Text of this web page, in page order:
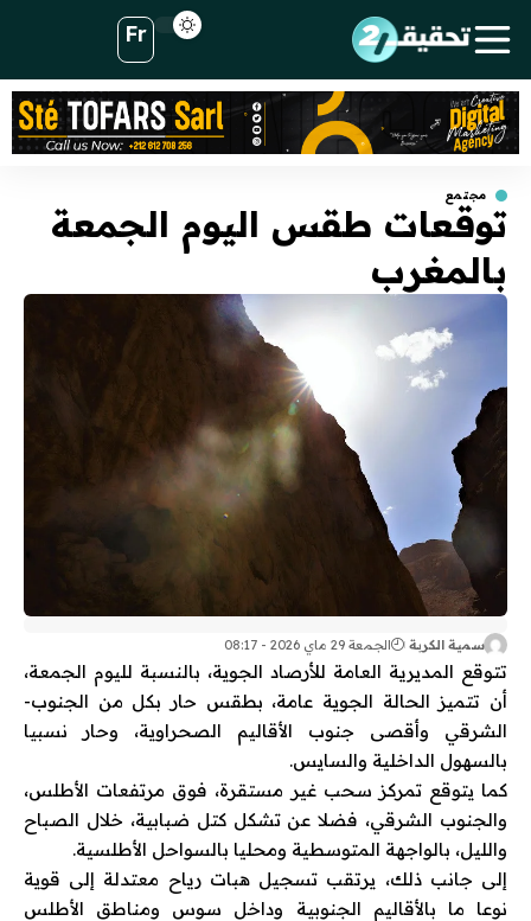
Fr
مجتمع
توقعات طقس اليوم الجمعة
بالمغرب
سمية الكربة الجمعة 29 ماي 2026 - 08:17
تتوقع المديرية العامة للأرصاد الجوية، بالنسبة لليوم الجمعة،
أن تتميز الحالة الجوية عامة، بطقس حار بكل من الجنوب-
الشرقي وأقصى جنوب الأقاليم الصحراوية، وحار نسبيا
بالسهول الداخلية والسايس.
كما يتوقع تمركز سحب غير مستقرة، فوق مرتفعات الأطلس،
والجنوب الشرقي، فضلا عن تشكل كتل ضبابية، خلال الصباح
والليل، بالواجهة المتوسطية ومحليا بالسواحل الأطلسية.
إلى جانب ذلك، يرتقب تسجيل هبات رياح معتدلة إلى قوية
نوعا ما بالأقاليم الجنوبية وداخل سوس ومناطق الأطلس